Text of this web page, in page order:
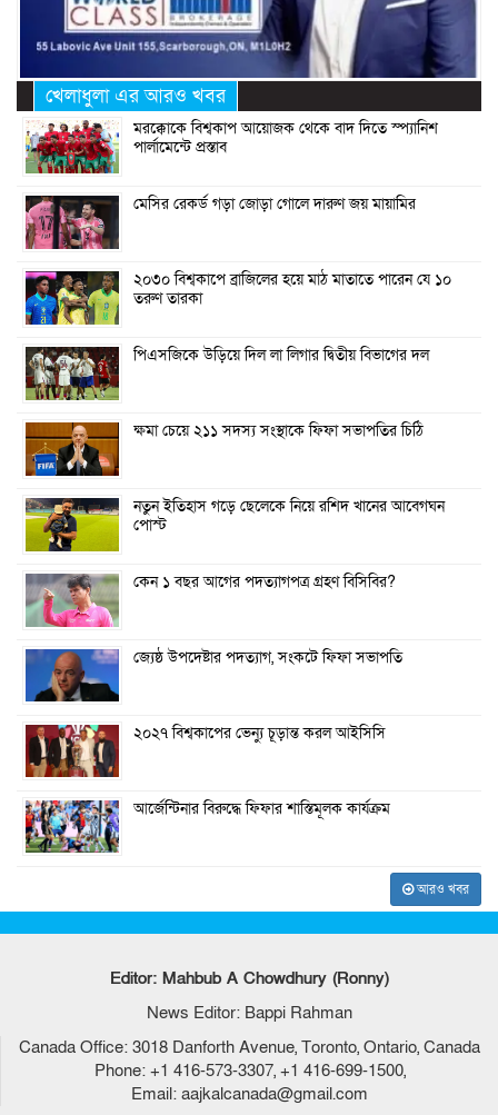
খেলাধুলা এর আরও খবর
মরক্কোকে বিশ্বকাপ আয়োজক থেকে বাদ দিতে স্প্যানিশ
পার্লামেন্টে প্রস্তাব
মেসির রেকর্ড গড়া জোড়া গোলে দারুণ জয় মায়ামির
২০৩০ বিশ্বকাপে ব্রাজিলের হয়ে মাঠ মাতাতে পারেন যে ১০
তরুণ তারকা
পিএসজিকে উড়িয়ে দিল লা লিগার দ্বিতীয় বিভাগের দল
ক্ষমা চেয়ে ২১১ সদস্য সংস্থাকে ফিফা সভাপতির চিঠি
নতুন ইতিহাস গড়ে ছেলেকে নিয়ে রশিদ খানের আবেগঘন
পোস্ট
কেন ১ বছর আগের পদত্যাগপত্র গ্রহণ বিসিবির?
জ্যেষ্ঠ উপদেষ্টার পদত্যাগ, সংকটে ফিফা সভাপতি
২০২৭ বিশ্বকাপের ভেন্যু চূড়ান্ত করল আইসিসি
আর্জেন্টিনার বিরুদ্ধে ফিফার শাস্তিমূলক কার্যক্রম
আরও খবর
Editor: Mahbub A Chowdhury (Ronny)
News Editor: Bappi Rahman
Canada Office: 3018 Danforth Avenue, Toronto, Ontario, Canada
Phone: +1 416-573-3307, +1 416-699-1500,
Email: aajkalcanada@gmail.com